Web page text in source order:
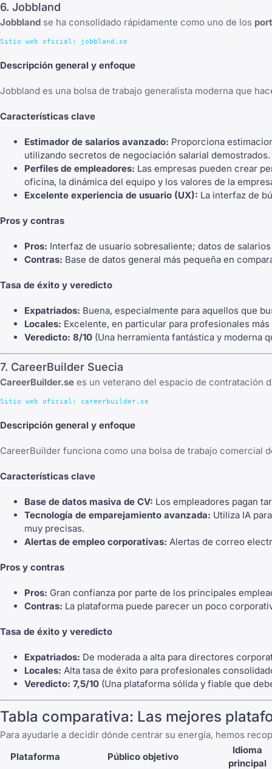
6. Jobbland
Jobbland se ha consolidado rápidamente como uno de los
Descripción general y enfoque
Jobbland es una bolsa de trabajo generalista moderna que
Características clave
Estimador de salarios avanzado: Proporciona
utilizando secretos de negociación salarial demostrados.
Perfiles de empleadores: Las empresas pueden crear
oficina, la dinámica del equipo y los valores de la
Excelente experiencia de usuario (UX): La interfaz de
Pros y contras
Pros: Interfaz de usuario sobresaliente; datos de
Contras: Base de datos general más pequeña en
Tasa de éxito y veredicto
Expatriados: Buena, especialmente para aquellos que
Locales: Excelente, en particular para profesionales
Veredicto: 8/10 (Una herramienta fantástica y moderna
7. CareerBuilder Suecia
CareerBuilder.se es un veterano del espacio de contratación
Descripción general y enfoque
CareerBuilder funciona como una bolsa de trabajo comercial
Características clave
Base de datos masiva de CV: Los empleadores pagan
Tecnología de emparejamiento avanzada: Utiliza IA
muy precisas.
Alertas de empleo corporativas: Alertas de correo
Pros y contras
Pros: Gran confianza por parte de los principales
Contras: La plataforma puede parecer un poco
Tasa de éxito y veredicto
Expatriados: De moderada a alta para directores
Locales: Alta tasa de éxito para profesionales
Veredicto: 7,5/10 (Una plataforma sólida y fiable que
Tabla comparativa: Las mejores
Para ayudarle a decidir dónde centrar su energía, hemos
Plataforma
Público objetivo
Idioma
principal